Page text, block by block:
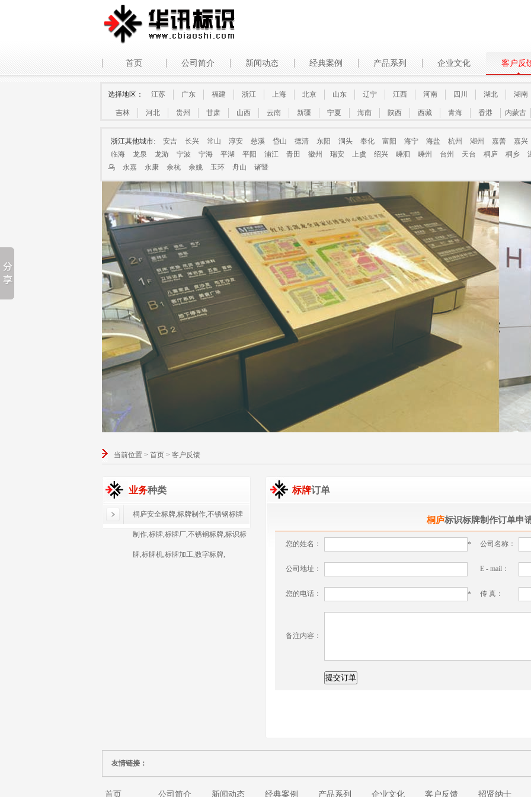
首页 公司简介 新闻动态 经典案例 产品系列 企业文化 客户反
选择地区： 江苏 广东 福建 浙江 上海 北京 山东 辽宁 江西 河南 四川 湖北 湖南
吉林 河北 贵州 甘肃 山西 云南 新疆 宁夏 海南 陕西 西藏 青海 香港 内蒙古
浙江其他城市: 安吉 长兴 常山 淳安 慈溪 岱山 德清 东阳 洞头 奉化 富阳 海宁 海盐 杭州 湖州 嘉善
嘉兴
临海
龙泉 龙游 宁波 宁海 平湖 平阳 浦江 青田 徽州 瑞安 上虞 绍兴 嵊泗 嵊州 台州 天台 桐庐 桐乡
乌
永嘉 永康 余杭 余姚 玉环 舟山 诸暨
当前位置 > 首页 > 客户反馈
业务种类
桐庐安全标牌,标牌制作,不锈钢标牌
制作,标牌,标牌厂,不锈钢标牌,标识标
牌,标牌机,标牌加工,数字标牌,
标牌订单
桐庐标识标牌制作订单申
您的姓名： * 公司名称：
公司地址： E - mail：
您的电话： * 传 真：
备注内容：
友情链接：
首页 公司简介 新闻动态 经典案例 产品系列 企业文化 客户反馈 招贤纳士